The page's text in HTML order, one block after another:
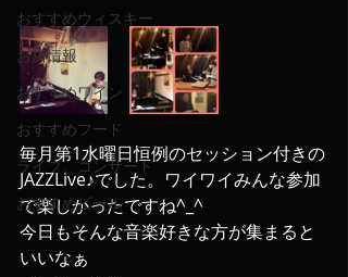
おすすめウィスキー
お店情報
おすすめワイン
おすすめフード
ライブ、コンサート
おすすめビール
毎月第1水曜日恒例のセッション付きの
JAZZLive♪でした。ワイワイみんな参加
で楽しかったですね^_^
今日もそんな音楽好きな方が集まると
いいなぁ